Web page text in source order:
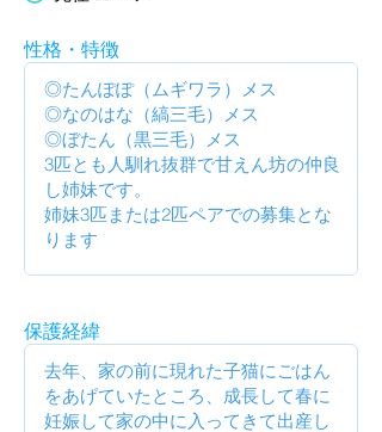
性格・特徴
保護経緯